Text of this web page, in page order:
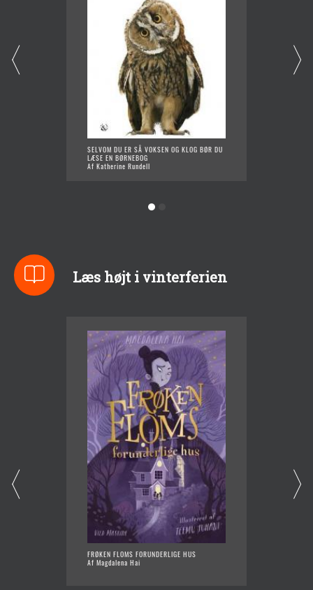
SELVOM DU ER SÅ VOKSEN OG KLOG BØR DU
LÆSE EN BØRNEBOG
Af Katherine Rundell
Læs højt i vinterferien
FRØKEN FLOMS FORUNDERLIGE HUS
Af Magdalena Hai